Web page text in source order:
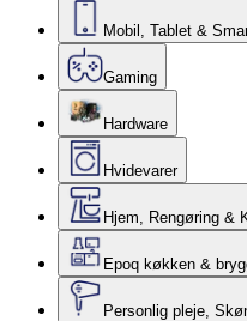
Mobil, Tablet &
Gaming
Hardware
Hvidevarer
Hjem, Rengøring &
Epoq køkken &
Personlig pleje,